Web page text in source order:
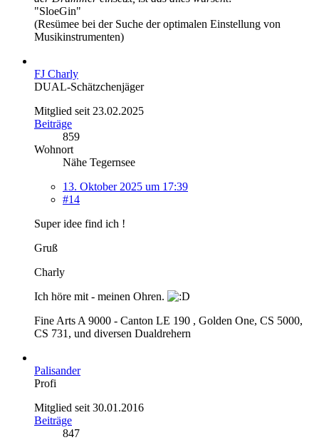
"SloeGin"
(Resümee bei der Suche der optimalen Einstellung von
Musikinstrumenten)
FJ Charly
DUAL-Schätzchenjäger
Mitglied seit 23.02.2025
Beiträge
859
Wohnort
Nähe Tegernsee
13. Oktober 2025 um 17:39
#14
Super idee find ich !
Gruß
Charly
Ich höre mit - meinen Ohren.
Fine Arts A 9000 - Canton LE 190 , Golden One, CS 5000,
CS 731, und diversen Dualdrehern
Palisander
Profi
Mitglied seit 30.01.2016
Beiträge
847